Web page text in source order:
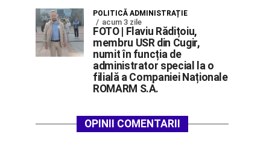
POLITICĂ ADMINISTRAȚIE
acum 3 zile
FOTO | Flaviu Rădițoiu,
membru USR din Cugir,
numit în funcția de
administrator special la o
filială a Companiei Naționale
ROMARM S.A.
OPINII COMENTARII